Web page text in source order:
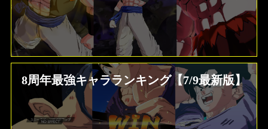
8周年最強キャラランキング【7/9最新版】